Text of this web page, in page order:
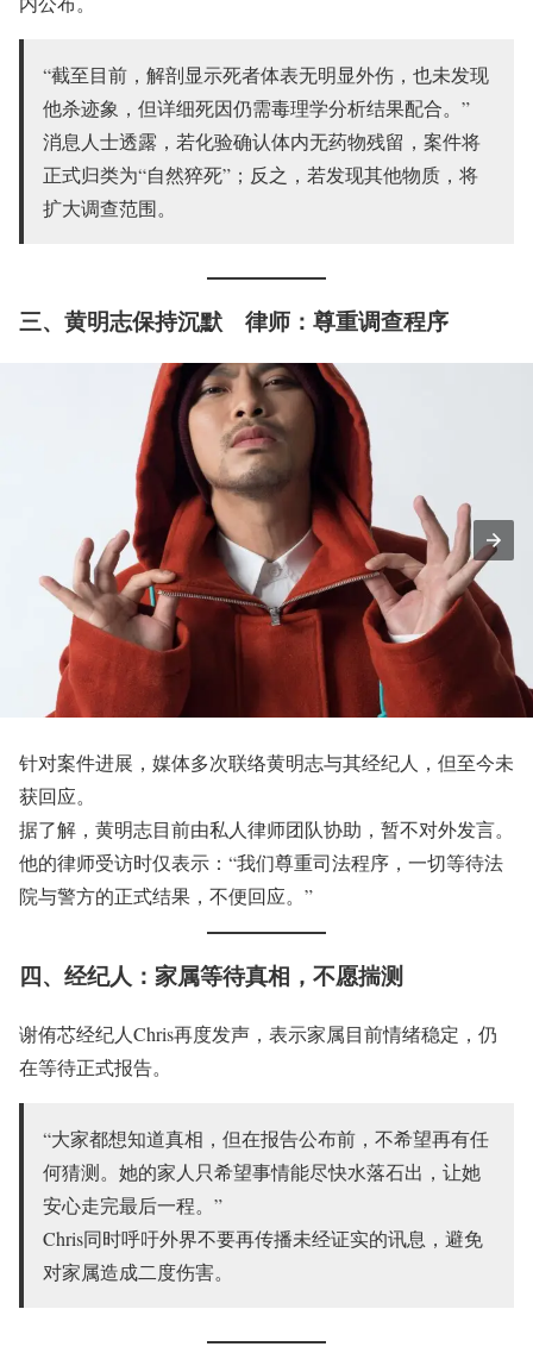
“截至目前，解剖显示死者体表无明显外伤，也未发现
他杀迹象，但详细死因仍需毒理学分析结果配合。”
消息人士透露，若化验确认体内无药物残留，案件将
正式归类为“自然猝死”；反之，若发现其他物质，将
扩大调查范围。
三、黄明志保持沉默 律师：尊重调查程序
针对案件进展，媒体多次联络黄明志与其经纪人，但至今未
获回应。
据了解，黄明志目前由私人律师团队协助，暂不对外发言。
他的律师受访时仅表示：“我们尊重司法程序，一切等待法
院与警方的正式结果，不便回应。”
四、经纪人：家属等待真相，不愿揣测
谢侑芯经纪人Chris再度发声，表示家属目前情绪稳定，仍
在等待正式报告。
“大家都想知道真相，但在报告公布前，不希望再有任
何猜测。她的家人只希望事情能尽快水落石出，让她
安心走完最后一程。”
Chris同时呼吁外界不要再传播未经证实的讯息，避免
对家属造成二度伤害。